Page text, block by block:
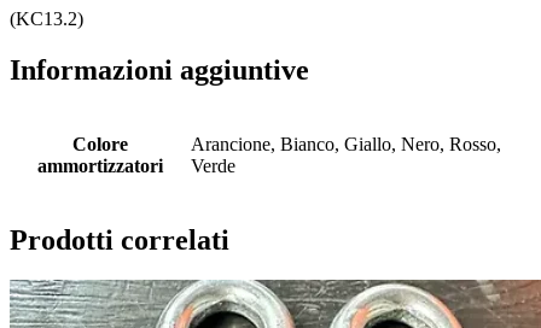
(KC13.2)
Informazioni aggiuntive
Colore
ammortizzatori
Arancione, Bianco, Giallo, Nero, Rosso,
Verde
Prodotti correlati